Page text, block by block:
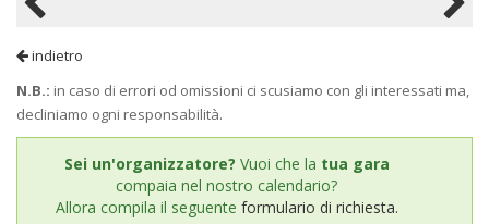
indietro
N.B.: in caso di errori od omissioni ci scusiamo con gli interessati ma,
decliniamo ogni responsabilità.
Sei un'organizzatore? Vuoi che la tua gara
compaia nel nostro calendario?
Allora compila il seguente formulario di richiesta.